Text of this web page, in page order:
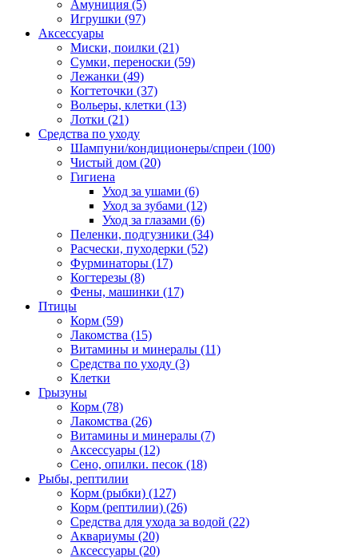
Амуниция (5)
Игрушки (97)
Аксессуары
Миски, поилки (21)
Сумки, переноски (59)
Лежанки (49)
Когтеточки (37)
Вольеры, клетки (13)
Лотки (21)
Средства по уходу
Шампуни/кондиционеры/спреи (100)
Чистый дом (20)
Гигиена
Уход за ушами (6)
Уход за зубами (12)
Уход за глазами (6)
Пеленки, подгузники (34)
Расчески, пуходерки (52)
Фурминаторы (17)
Когтерезы (8)
Фены, машинки (17)
Птицы
Корм (59)
Лакомства (15)
Витамины и минералы (11)
Средства по уходу (3)
Клетки
Грызуны
Корм (78)
Лакомства (26)
Витамины и минералы (7)
Аксессуары (12)
Сено, опилки. песок (18)
Рыбы, рептилии
Корм (рыбки) (127)
Корм (рептилии) (26)
Средства для ухода за водой (22)
Аквариумы (20)
Аксессуары (20)